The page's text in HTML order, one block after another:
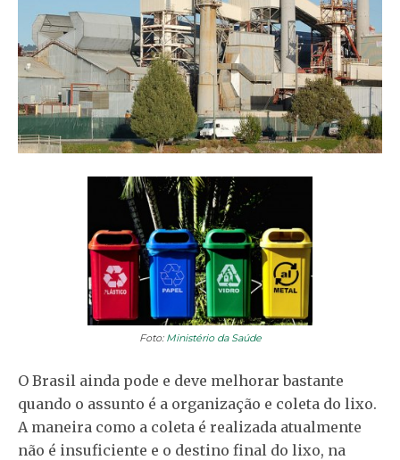
Foto: Ministério da Saúde
O Brasil ainda pode e deve melhorar bastante
quando o assunto é a organização e coleta do lixo.
A maneira como a coleta é realizada atualmente
não é insuficiente e o destino final do lixo, na